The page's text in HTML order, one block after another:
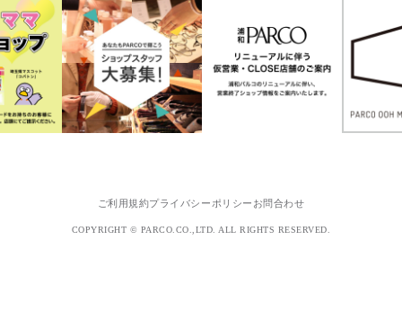
ご利用規約プライバシーポリシー お問合わせ
COPYRIGHT © PARCO.CO.,LTD. ALL RIGHTS RESERVED.